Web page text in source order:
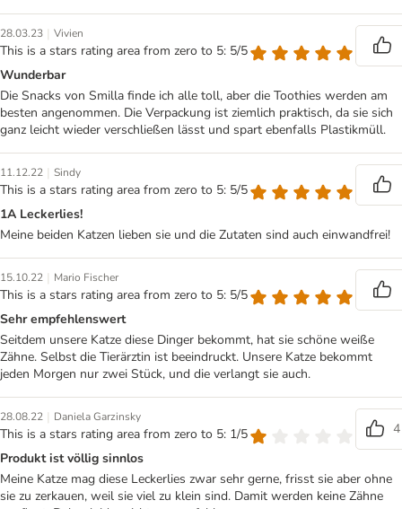
28.03.23 | Vivien
This is a stars rating area from zero to 5: 5/5
Wunderbar
Die Snacks von Smilla finde ich alle toll, aber die Toothies werden am
besten angenommen. Die Verpackung ist ziemlich praktisch, da sie sich
ganz leicht wieder verschließen lässt und spart ebenfalls Plastikmüll.
11.12.22 | Sindy
This is a stars rating area from zero to 5: 5/5
1A Leckerlies!
Meine beiden Katzen lieben sie und die Zutaten sind auch einwandfrei!
15.10.22 | Mario Fischer
This is a stars rating area from zero to 5: 5/5
Sehr empfehlenswert
Seitdem unsere Katze diese Dinger bekommt, hat sie schöne weiße
Zähne. Selbst die Tierärztin ist beeindruckt. Unsere Katze bekommt
jeden Morgen nur zwei Stück, und die verlangt sie auch.
28.08.22 | Daniela Garzinsky
This is a stars rating area from zero to 5: 1/5
4
Produkt ist völlig sinnlos
Meine Katze mag diese Leckerlies zwar sehr gerne, frisst sie aber ohne
sie zu zerkauen, weil sie viel zu klein sind. Damit werden keine Zähne